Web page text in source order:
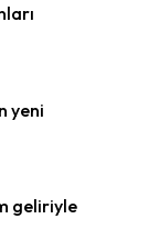
yeni
geliriyle